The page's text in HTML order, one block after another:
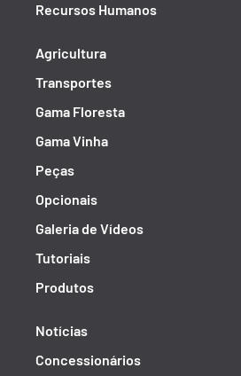
Recursos Humanos
Agricultura
Transportes
Gama Floresta
Gama Vinha
Peças
Opcionais
Galeria de Vídeos
Tutoriais
Produtos
Notícias
Concessionários